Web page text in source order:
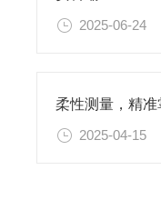
2025-06-24
2025-04-15